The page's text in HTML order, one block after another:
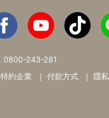
0800-243-281
特約企業 付款方式 隱